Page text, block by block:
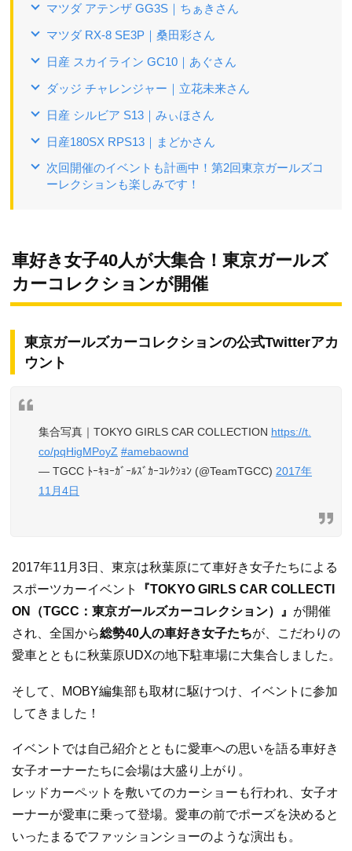
マツダ アテンザ GG3S｜ちぁきさん
マツダ RX-8 SE3P｜桑田彩さん
日産 スカイライン GC10｜あぐさん
ダッジ チャレンジャー｜立花未来さん
日産 シルビア S13｜みぃほさん
日産180SX RPS13｜まどかさん
次回開催のイベントも計画中！第2回東京ガールズコ
ーレクションも楽しみです！
車好き女子40人が大集合！東京ガールズ
カーコレクションが開催
東京ガールズカーコレクションの公式Twitterアカ
ウント
集合写真｜TOKYO GIRLS CAR COLLECTION https://t.
co/pqHigMPoyZ #amebaownd
— TGCC ﾄｰｷｮｰｶﾞｰﾙｽﾞｶｰｺﾚｸｼｮﾝ (@TeamTGCC) 2017年
11月4日
2017年11月3日、東京は秋葉原にて車好き女子たちによる
スポーツカーイベント
『TOKYO GIRLS CAR COLLECTI
ON（TGCC：東京ガールズカーコレクション）』 が開催
され、全国から総勢40人の車好き女子たちが、こだわりの
愛車とともに秋葉原UDXの地下駐車場に大集合しました。
そして、MOBY編集部も取材に駆けつけ、イベントに参加
してきました！
イベントでは自己紹介とともに愛車への思いを語る車好き
女子オーナーたちに会場は大盛り上がり。
レッドカーペットを敷いてのカーショーも行われ、女子オ
ーナーが愛車に乗って登場。愛車の前でポーズを決めると
いったまるでファッションショーのような演出も。